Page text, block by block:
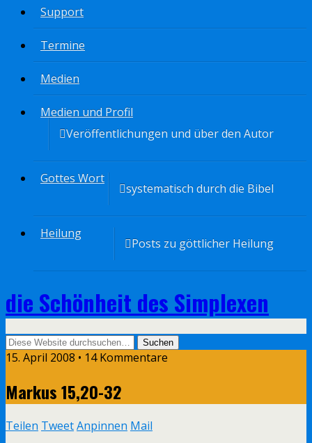
Support
Termine
Medien
Medien und Profil
Veröffentlichungen und über den Autor
Gottes Wort
systematisch durch die Bibel
Heilung
Posts zu göttlicher Heilung
die Schönheit des Simplexen
15. April 2008 • 14 Kommentare
Markus 15,20-32
Teilen TweetAnpinnen Mail